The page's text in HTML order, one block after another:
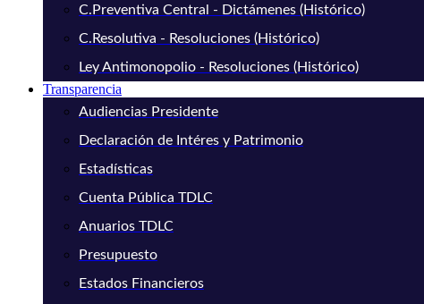
C.Preventiva Central - Dictámenes (Histórico)
C.Resolutiva - Resoluciones (Histórico)
Ley Antimonopolio - Resoluciones (Histórico)
Transparencia
Audiencias Presidente
Declaración de Intéres y Patrimonio
Estadísticas
Cuenta Pública TDLC
Anuarios TDLC
Presupuesto
Estados Financieros